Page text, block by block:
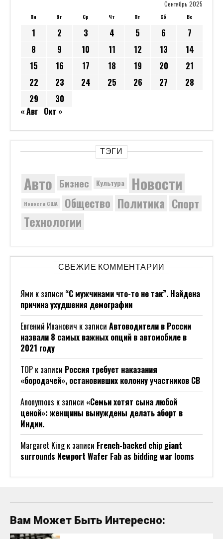
Сентябрь 2025
Пн Вт Ср Чт Пт Сб Вс
1 2 3 4 5 6
7
8
9 10 11 12 13
14
15
16 17 18 19 20
21
22
23 24 25 26 27
28
29
30
« Авг Окт »
ТЭГИ
Авто Бизнес Культура Новости
Новости США Общество Политика Спорт
Технологии
СВЕЖИЕ КОММЕНТАРИИ
Ями к записи “С мужчинами что-то не так”. Найдена
причина ухудшения демографии
Евгений Иванович к записи Автоводители в России
назвали 8 самых важных опций в автомобиле в
2021 году
ТОР к записи Россия требует наказания
«бородачей», остановивших колонну участников СВ
Anonymous к записи «Семьи хотят сына любой
ценой»: женщины вынуждены делать аборт в
Индии.
Margaret Kingк записи French-backed chip giant
surrounds Newport Wafer Fab as bidding war looms
Вам Может Быть Интересно: